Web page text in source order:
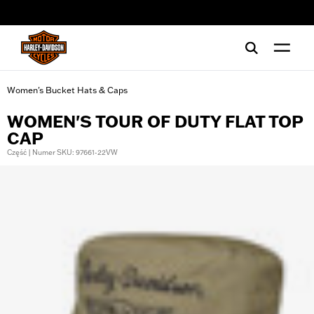
Women's Bucket Hats & Caps
WOMEN'S TOUR OF DUTY FLAT TOP
CAP
Część | Numer SKU: 97661-22VW